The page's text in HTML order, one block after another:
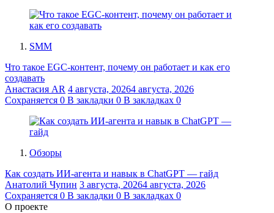
SMM
Что такое EGC-контент, почему он работает и как его
создавать
Анастасия AR 4 августа, 20264 августа, 2026
Сохраняется 0 В закладки 0 В закладках 0
Обзоры
Как создать ИИ-агента и навык в ChatGPT — гайд
Анатолий Чупин 3 августа, 20264 августа, 2026
Сохраняется 0 В закладки 0 В закладках 0
О проекте